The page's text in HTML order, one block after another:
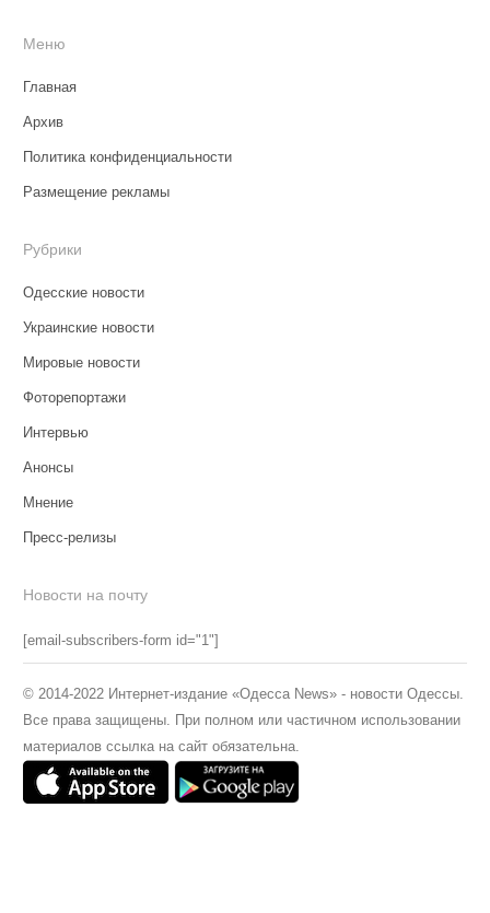
Меню
Главная
Архив
Политика конфиденциальности
Размещение рекламы
Рубрики
Одесские новости
Украинские новости
Мировые новости
Фоторепортажи
Интервью
Анонсы
Мнение
Пресс-релизы
Новости на почту
[email-subscribers-form id="1"]
© 2014-2022 Интернет-издание «Одесса News» - новости Одессы.
Все права защищены. При полном или частичном использовании
материалов ссылка на сайт обязательна.